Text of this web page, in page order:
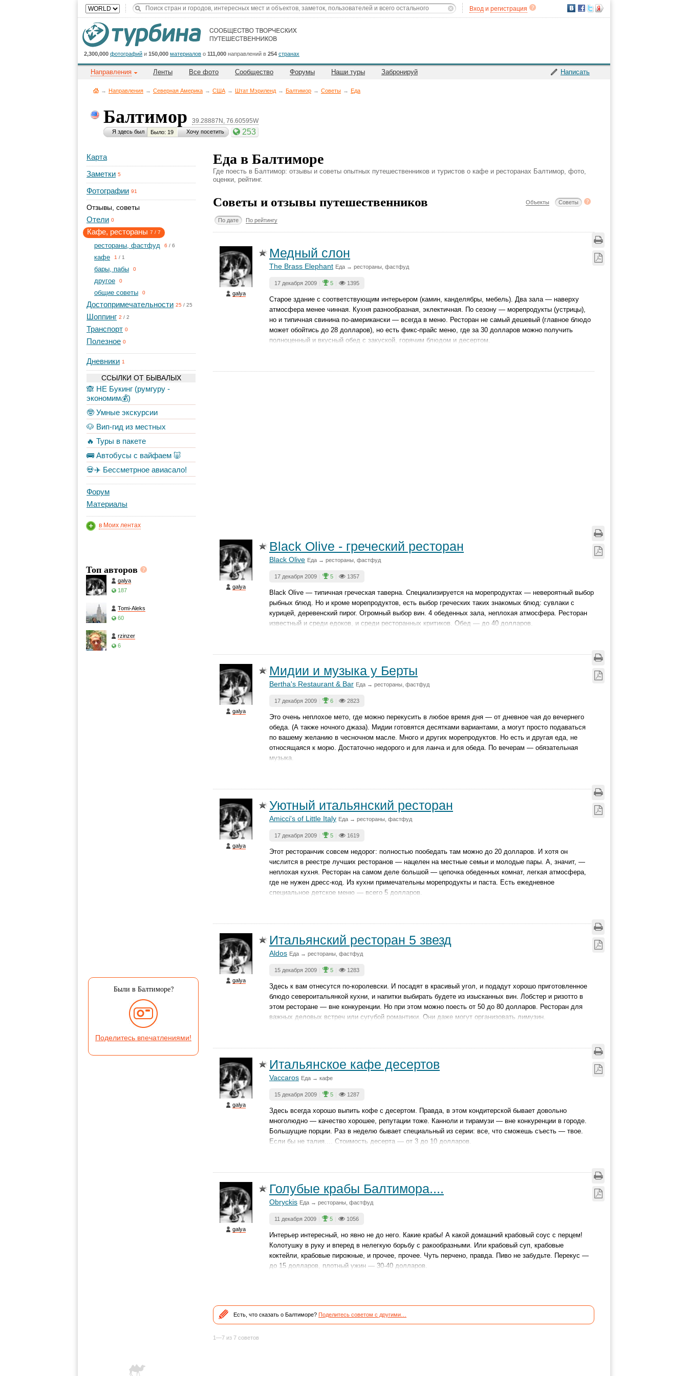
Вход и регистрация
2,300,000 фотографий и 150,000 материалов о 111,000 направлений в 254 странах
Написать
Направления Ленты Все фото Сообщество Форумы Наши туры Забронируй
→ Направления → Северная Америка → CША → Штат Мэриленд → Балтимор → Советы → Еда
Балтимор 39.28887N, 76.60595W
Я здесь был Было: 19 Хочу посетить 253
Карта
Заметки 5
Фотографии 91
Отзывы, советы
Отели 0
Кафе, рестораны 7 / 7
рестораны, фастфуд 6 / 6
кафе 1 / 1
бары, пабы 0
другое 0
общие советы 0
Достопримечательности 25 / 25
Шоппинг 2 / 2
Транспорт 0
Полезное 0
Дневники 1
ССЫЛКИ ОТ БЫВАЛЫХ
🙈 НЕ Букинг (румгуру -
экономим💰)
🤓 Умные экскурсии
🐶 Вип-гид из местных
🔥 Туры в пакете
🚌 Автобусы с вайфаем 🐷
💀✈️ Бессметрное авиасало!
Форум
Материалы
в Моих лентах
Топ авторов
galya
187
Tomi-Aleks
60
rzinzer
6
Были в Балтиморе?
Поделитесь впечатлениями!
Еда в Балтиморе
Где поесть в Балтимор: отзывы и советы опытных путешественников и туристов о кафе и ресторанах Балтимор, фото,
оценки, рейтинг.
Советы и отзывы путешественников Объекты Советы
По дате По рейтингу
galya
Медный слон
The Brass Elephant Еда → рестораны, фастфуд
17 декабря 2009 5 1395
Старое здание с соответствующим интерьером (камин, канделябры, мебель). Два зала — наверху
атмосфера менее чинная. Кухня разнообразная, эклектичная. По сезону — морепродукты (устрицы),
но и типичная свинина по-американски — всегда в меню. Ресторан не самый дешевый (главное блюдо
может обойтись до 28 долларов), но есть фикс-прайс меню, где за 30 долларов можно получить
полноценный и вкусный обед с закуской, горячим блюдом и десертом.
galya
Black Olive - греческий ресторан
Black Olive Еда → рестораны, фастфуд
17 декабря 2009 5 1357
Black Olive — типичная греческая таверна. Специализируется на морепродуктах — невероятный выбор
рыбных блюд. Но и кроме морепродуктов, есть выбор греческих таких знакомых блюд: сувлаки с
курицей, деревенский пирог. Огромный выбор вин. 4 обеденных зала, неплохая атмосфера. Ресторан
известный и среди едоков, и среди ресторанных критиков. Обед — до 40 долларов.
galya
Мидии и музыка у Берты
Bertha's Restaurant & Bar Еда → рестораны, фастфуд
17 декабря 2009 6 2823
Это очень неплохое мето, где можно перекусить в любое время дня — от дневное чая до вечернего
обеда. (А также ночного джаза). Мидии готовятся десятками вариантами, а могут просто подаваться
по вашему желанию в чесночном масле. Много и других морепродуктов. Но есть и другая еда, не
относящаяся к морю. Достаточно недорого и для ланча и для обеда. По вечерам — обязательная
музыка.
galya
Уютный итальянский ресторан
Amicci's of Little Italy Еда → рестораны, фастфуд
17 декабря 2009 5 1619
Этот ресторанчик совсем недорог: полностью пообедать там можно до 20 долларов. И хотя он
числится в реестре лучших ресторанов — нацелен на местные семьи и молодые пары. А, значит, —
неплохая кухня. Ресторан на самом деле большой — цепочка обеденных комнат, легкая атмосфера,
где не нужен дресс-код. Из кухни примечательны морепродукты и паста. Есть ежедневное
специальное детское меню — всего 5 долларов.
galya
Итальянский ресторан 5 звезд
Aldos Еда → рестораны, фастфуд
15 декабря 2009 5 1283
Здесь к вам отнесутся по-королевски. И посадят в красивый угол, и подадут хорошо приготовленное
блюдо североитальянкой кухни, и напитки выбирать будете из изысканных вин. Лобстер и ризотто в
этом ресторане — вне конкуренции. Но при этом можно поесть от 50 до 80 долларов. Ресторан для
важных деловых встреч или сугубой романтики. Они даже могут организовать лимузин.
galya
Итальянское кафе десертов
Vaccaros Еда → кафе
15 декабря 2009 5 1287
Здесь всегда хорошо выпить кофе с десертом. Правда, в этом кондитерской бывает довольно
многолюдно — качество хорошее, репутации тоже. Канноли и тирамузи — вне конкуренции в городе.
Большущие порции. Раз в неделю бывает специальный из серии: все, что сможешь съесть — твое.
Если бы не талия.... Стоимость десерта — от 3 до 10 долларов.
galya
Голубые крабы Балтимора....
Obryckis Еда → рестораны, фастфуд
11 декабря 2009 5 1056
Интерьер интересный, но явно не до него. Какие крабы! А какой домашний крабовый соус с перцем!
Колотушку в руку и вперед в нелегкую борьбу с ракообразными. Или крабовый суп, крабовые
коктейли, крабовые пирожные, и прочее, прочее. Чуть перчено, правда. Пиво не забудьте. Перекус —
до 15 долларов, плотный ужин — 30-40 долларов.
Есть, что сказать о Балтиморе? Поделитесь советом с другими…
1—7 из 7 советов